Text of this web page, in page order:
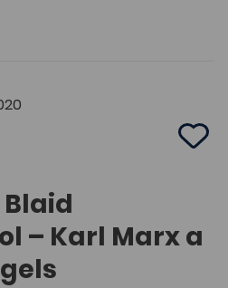
Add
– Karl Marx a